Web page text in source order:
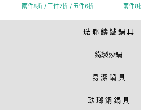
兩件8折 / 三件7折 / 五件6折
兩件8
琺 瑯 鑄 鐵 鍋 具
鐵製炒鍋
易 潔 鍋 具
琺 瑯 鋼 鍋 具